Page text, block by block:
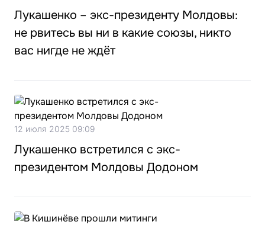
Лукашенко – экс-президенту Молдовы:
не рвитесь вы ни в какие союзы, никто
вас нигде не ждёт
12 июля 2025 09:09
Лукашенко встретился с экс-
президентом Молдовы Додоном